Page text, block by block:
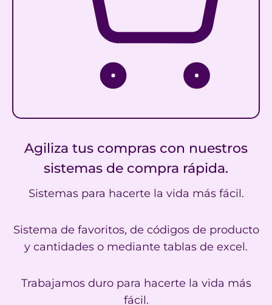
Agiliza tus compras con nuestros
sistemas de compra rápida.
Sistemas para hacerte la vida más fácil.
Sistema de favoritos, de códigos de producto
y cantidades o mediante tablas de excel.
Trabajamos duro para hacerte la vida más
fácil.